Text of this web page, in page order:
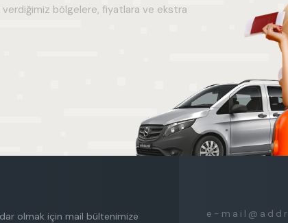
bölgelere, fiyatlara ve ekstra
olmak için mail bültenimize